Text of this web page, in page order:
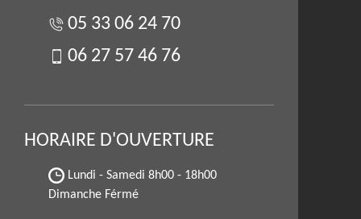
05 33 06 24 70
06 27 57 46 76
HORAIRE D'OUVERTURE
Lundi - Samedi 8h00 - 18h00
Dimanche Férmé